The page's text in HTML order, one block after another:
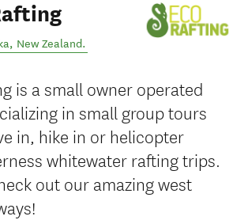
, New Zealand.
is a small owner operated
in small group tours
in, hike in or helicopter
whitewater rafting trips.
out our amazing west